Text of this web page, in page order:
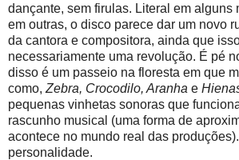
dançante, sem firulas. Literal em alguns
em outras, o disco parece dar um novo
da cantora e compositora, ainda que
necessariamente uma revolução. É pé
disso é um passeio na floresta em que
como, Zebra, Crocodilo, Aranha e
pequenas vinhetas sonoras que
rascunho musical (uma forma de
acontece no mundo real das
personalidade.